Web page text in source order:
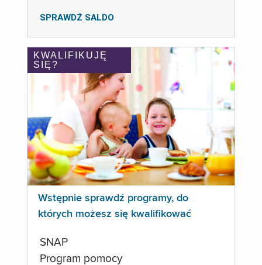
SPRAWDŹ SALDO
KWALIFIKUJĘ
SIĘ?
Wstępnie sprawdź programy, do
których możesz się kwalifikować
SNAP
Program pomocy